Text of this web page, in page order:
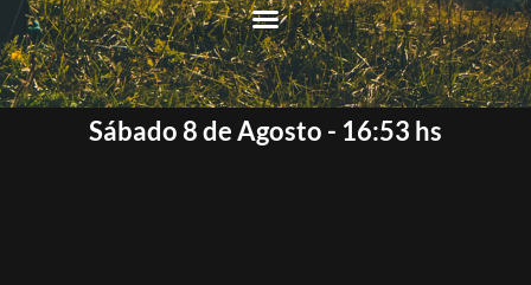
Sábado 8 de Agosto - 16:53 hs